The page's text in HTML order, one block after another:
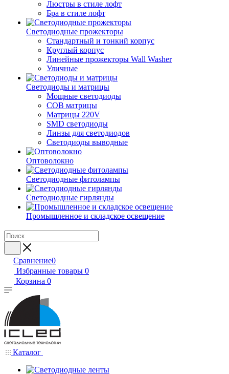
Люстры в стиле лофт
Бра в стиле лофт
Светодиодные прожекторы
Стандартный и тонкий корпус
Круглый корпус
Линейные прожекторы Wall Washer
Уличные
Светодиоды и матрицы
Мощные светодиоды
COB матрицы
Матрицы 220V
SMD светодиоды
Линзы для светодиодов
Светодиоды выводные
Оптоволокно
Светодиодные фитолампы
Светодиодные гирлянды
Промышленное и складское освещение
Сравнение0
Избранные товары 0
Корзина 0
Каталог